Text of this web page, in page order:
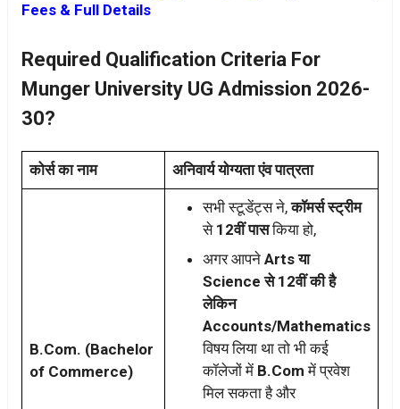
Fees & Full Details
Required Qualification Criteria For
Munger University UG Admission 2026-
30?
कोर्स का नाम अनिवार्य योग्यता एंव पात्रता
B.Com. (Bachelor
of Commerce)
सभी स्टूडेंट्स ने,कॉमर्स स्ट्रीम
से 12वीं पासकिया हो,
अगर आपने Arts या
Science से 12वीं की है
लेकिन
Accounts/Mathematics
विषय लिया था तो भी कई
कॉलेजों में B.Com में प्रवेश
मिल सकता है और